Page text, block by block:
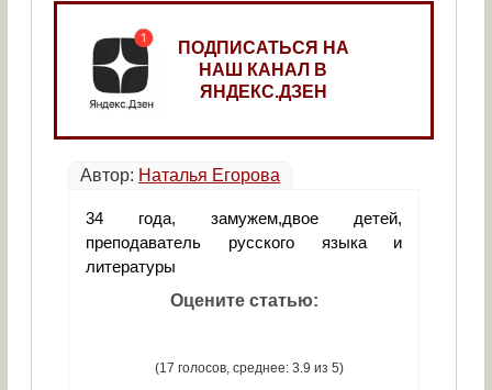
ПОДПИСАТЬСЯ НА
НАШ КАНАЛ В
ЯНДЕКС.ДЗЕН
Автор: Наталья Егорова
34 года, замужем,двое детей,
преподаватель русского языка и
литературы
Оцените статью:
(17 голосов, среднее: 3.9 из 5)